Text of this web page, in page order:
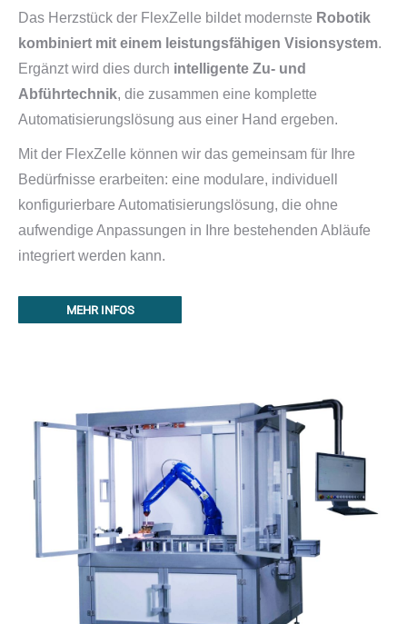
Das Herzstück der FlexZelle bildet modernste Robotik
kombiniert mit einem leistungsfähigen Visionsystem.
Ergänzt wird dies durch intelligente Zu- und
Abführtechnik, die zusammen eine komplette
Automatisierungslösung aus einer Hand ergeben.
Mit der FlexZelle können wir das gemeinsam für Ihre
Bedürfnisse erarbeiten: eine modulare, individuell
konfigurierbare Automatisierungslösung, die ohne
aufwendige Anpassungen in Ihre bestehenden Abläufe
integriert werden kann.
MEHR INFOS